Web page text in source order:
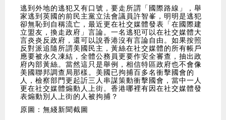
逃到外地的逃犯又有口號，要走所謂「國際路線」，舉
家逃到英國的前民主黨立法會議員許智峯，明明是逃犯
卻無恥到自稱流亡，最近更在社交媒體發表「在國際建
立盟友，換走政府」言論。一名逃犯可以在社交媒體大
言炎炎反政府，還可以說香港沒有言論自由。如果按照
反對派追隨所謂美國民主，黃絲在社交媒體的所有帳戶
應要被永久凍結，全體公務員更要作安全審查，抽出政
府內部黃絲。當然這只是舉例，相信特區政府也不會像
美國聯邦調查局那樣。美國已拘捕百多名衝擊國會的
人，檢察部門更起訢三人串謀策動衝擊國會，當中一人
更在社交媒體煽動人上街。香港哪裡有因在社交媒體發
表煽動別人上街的人被拘捕？
原圖：無綫新聞截圖